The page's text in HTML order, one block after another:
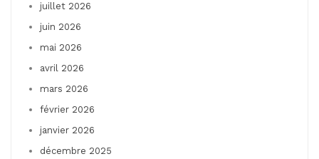
juillet 2026
juin 2026
mai 2026
avril 2026
mars 2026
février 2026
janvier 2026
décembre 2025